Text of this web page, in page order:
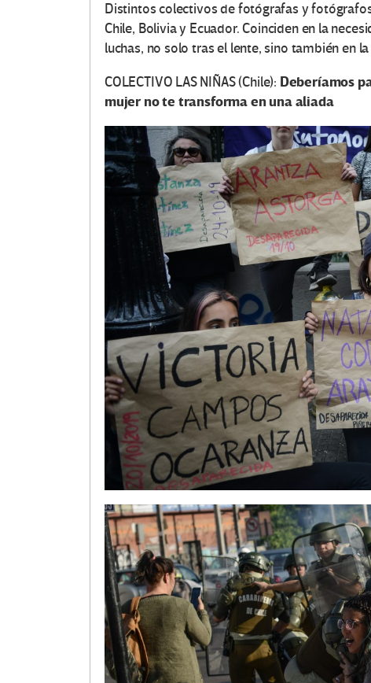
Distintos colectivos de fotógrafas y
Chile, Bolivia y Ecuador. Coinciden en la
luchas, no solo tras el lente, sino también en
COLECTIVO LAS NIÑAS (Chile): Deberíamos
mujer no te transforma en una aliada